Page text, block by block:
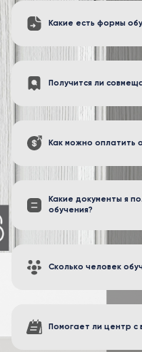
Какие есть формы
Получится ли
Как можно оплатить
Какие документы я
обучения?
Сколько человек
Помогает ли центр с